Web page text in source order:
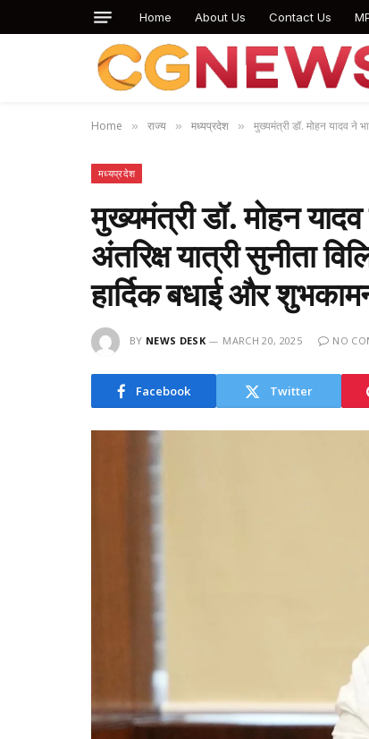
Home About Us Contact Us
Home » राज्य » मध्यप्रदेश » मुख्यमंत्री डॉ. मोहन यादव ने
मध्यप्रदेश
मुख्यमंत्री डॉ. मोहन
अंतरिक्ष यात्री सुनीता
हार्दिक बधाई और
BY NEWS DESK MARCH 20, 2025 NO
Facebook Twitter